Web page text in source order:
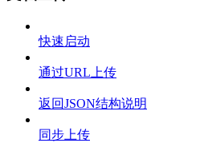
快速启动
通过URL上传
返回JSON结构说明
同步上传